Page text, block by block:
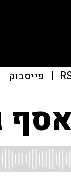
| פייסבוק